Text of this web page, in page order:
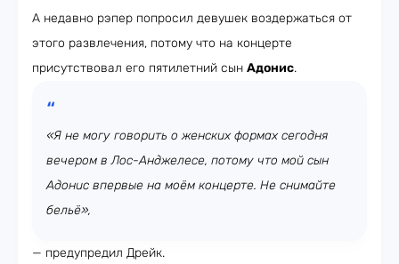
А недавно рэпер попросил девушек воздержаться от
этого развлечения, потому что на концерте
присутствовал его пятилетний сын Адонис.
«Я не могу говорить о женских формах сегодня
вечером в Лос-Анджелесе, потому что мой сын
Адонис впервые на моём концерте. Не снимайте
бельё»,
— предупредил Дрейк.